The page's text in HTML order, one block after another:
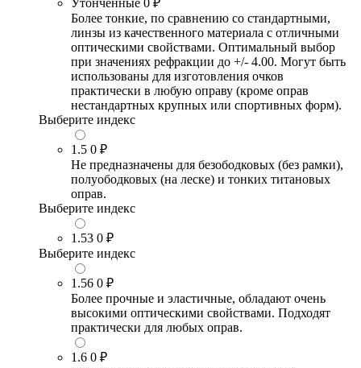
Утонченные 0 ₽
Более тонкие, по сравнению со стандартными,
линзы из качественного материала с отличными
оптическими свойствами. Оптимальный выбор
при значениях рефракции до +/- 4.00. Могут быть
использованы для изготовления очков
практически в любую оправу (кроме оправ
нестандартных крупных или спортивных форм).
Выберите индекс
1.5 0 ₽
Не предназначены для безободковых (без рамки),
полуободковых (на леске) и тонких титановых
оправ.
Выберите индекс
1.53 0 ₽
Выберите индекс
1.56 0 ₽
Более прочные и эластичные, обладают очень
высокими оптическими свойствами. Подходят
практически для любых оправ.
1.6 0 ₽